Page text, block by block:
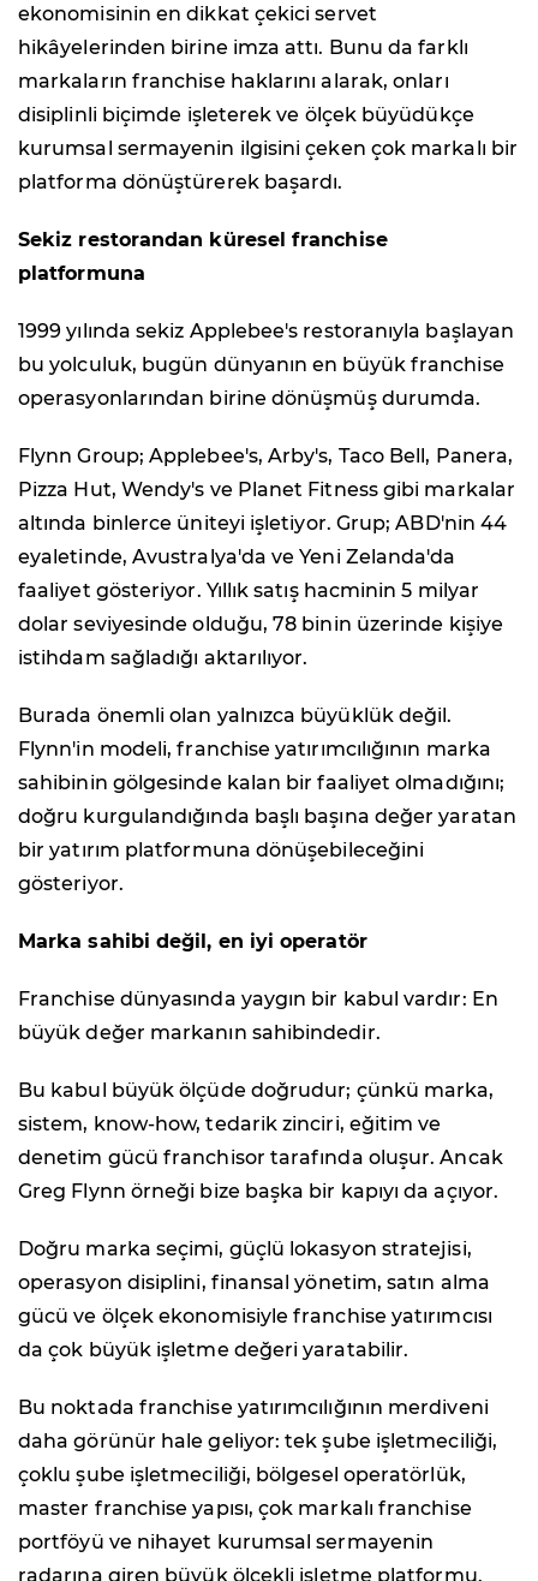
ekonomisinin en dikkat çekici servet
hikâyelerinden birine imza attı. Bunu da farklı
markaların franchise haklarını alarak, onları
disiplinli biçimde işleterek ve ölçek büyüdükçe
kurumsal sermayenin ilgisini çeken çok markalı bir
platforma dönüştürerek başardı.
Sekiz restorandan küresel franchise
platformuna
1999 yılında sekiz Applebee's restoranıyla başlayan
bu yolculuk, bugün dünyanın en büyük franchise
operasyonlarından birine dönüşmüş durumda.
Flynn Group; Applebee's, Arby's, Taco Bell, Panera,
Pizza Hut, Wendy's ve Planet Fitness gibi markalar
altında binlerce üniteyi işletiyor. Grup; ABD'nin 44
eyaletinde, Avustralya'da ve Yeni Zelanda'da
faaliyet gösteriyor. Yıllık satış hacminin 5 milyar
dolar seviyesinde olduğu, 78 binin üzerinde kişiye
istihdam sağladığı aktarılıyor.
Burada önemli olan yalnızca büyüklük değil.
Flynn'in modeli, franchise yatırımcılığının marka
sahibinin gölgesinde kalan bir faaliyet olmadığını;
doğru kurgulandığında başlı başına değer yaratan
bir yatırım platformuna dönüşebileceğini
gösteriyor.
Marka sahibi değil, en iyi operatör
Franchise dünyasında yaygın bir kabul vardır: En
büyük değer markanın sahibindedir.
Bu kabul büyük ölçüde doğrudur; çünkü marka,
sistem, know-how, tedarik zinciri, eğitim ve
denetim gücü franchisor tarafında oluşur. Ancak
Greg Flynn örneği bize başka bir kapıyı da açıyor.
Doğru marka seçimi, güçlü lokasyon stratejisi,
operasyon disiplini, finansal yönetim, satın alma
gücü ve ölçek ekonomisiyle franchise yatırımcısı
da çok büyük işletme değeri yaratabilir.
Bu noktada franchise yatırımcılığının merdiveni
daha görünür hale geliyor: tek şube işletmeciliği,
çoklu şube işletmeciliği, bölgesel operatörlük,
master franchise yapısı, çok markalı franchise
portföyü ve nihayet kurumsal sermayenin
radarına giren büyük ölçekli işletme platformu.